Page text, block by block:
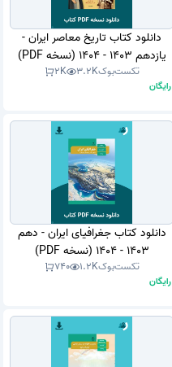
دانلود کتاب تاریخ معاصر ایران -
یازدهم 1403 - 1404 (نسخه PDF)
تکست‌بوک3.2K
2K
رایگان
دانلود کتاب جغرافیای ایران - دهم
1403 - 1404 (نسخه PDF)
تکست‌بوک1.2K
740
رایگان